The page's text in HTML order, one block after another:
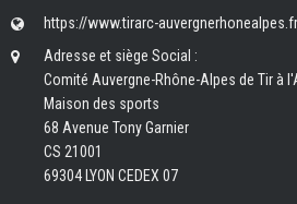
https://www.tirarc-
Adresse et siège Social :
Comité Auvergne-Rhône-Alpes de Tir à
Maison des sports
68 Avenue Tony Garnier
CS 21001
69304 LYON CEDEX 07